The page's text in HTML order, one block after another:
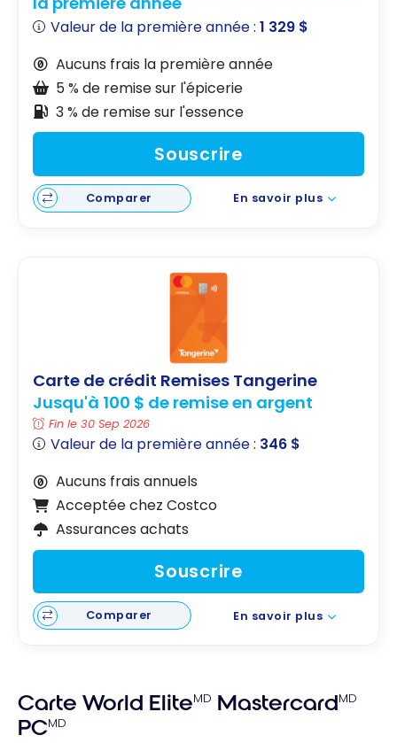
Valeur de la première année :1 329 $
Aucuns frais la première année
5 % de remise sur l'épicerie
3 % de remise sur l'essence
Souscrire
Comparer En savoir plus
Carte de crédit Remises Tangerine
Jusqu'à 100 $ de remise en argent
Fin le 30 Sep 2026
Valeur de la première année : 346 $
Aucuns frais annuels
Acceptée chez Costco
Assurances achats
Souscrire
Comparer En savoir plus
Carte World EliteMD MastercardMD
PCMD